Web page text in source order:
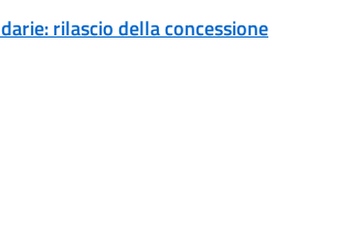
rilascio della concessione